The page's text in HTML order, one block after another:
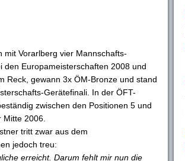
mit Vorarlberg vier Mannschafts-
Europameisterschaften 2008 und
Reck, gewann 3x ÖM-Bronze und stand
Gerätefinali. In der ÖFT-
zwischen den Positionen 5 und
2006.
tritt zwar aus dem
jedoch treu:
erreicht. Darum fehlt mir nun die